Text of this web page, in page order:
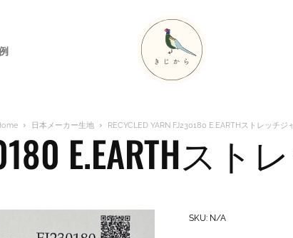
日本メーカー生地 RECYCLED YARN FJ230180 E.EARTHストレッチ
E.EARTHス
SKU: N/A